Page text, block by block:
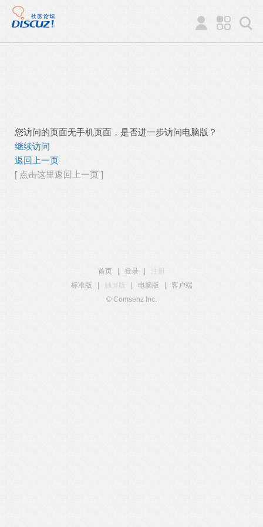
您访问的页面无手机页面，是否进一步访问电脑版？
继续访问
返回上一页
[ 点击这里返回上一页 ]
首页 登录
注册
标准版
触屏版 电脑版
客户端
© Comsenz Inc.